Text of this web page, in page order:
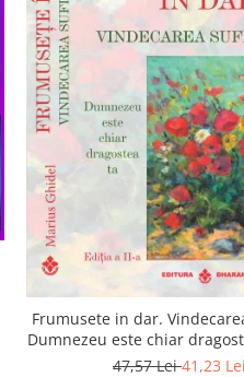
Frumusete in dar.
Dumnezeu este chiar
a 2-a
47,57 Lei41,23 Lei